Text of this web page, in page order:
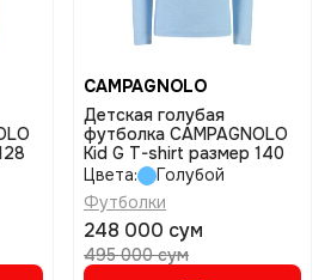
CAMPAGNOLO
Детская голубая
футболка CAMPAGNOLO
Kid G T-shirt размер 140
Цвета:
Голубой
Футболки
248 000 сум
495 000 сум